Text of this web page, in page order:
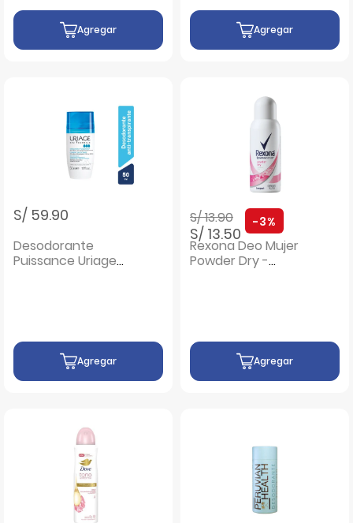
Agregar Agregar
S/ 59.90
Desodorante
Puissance Uriage
Agregar
Precio rebajado de
S/ 13.90a
S/ 13.50
-3%
Rexona Deo Mujer
Powder Dry -
Agregar